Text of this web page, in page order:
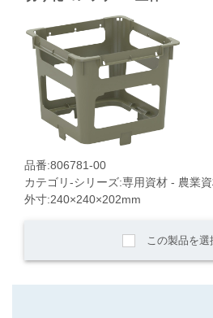
品番:806781-00
カテゴリ-シリーズ:専用資材 - 農業
外寸:240×240×202mm
この製品を選